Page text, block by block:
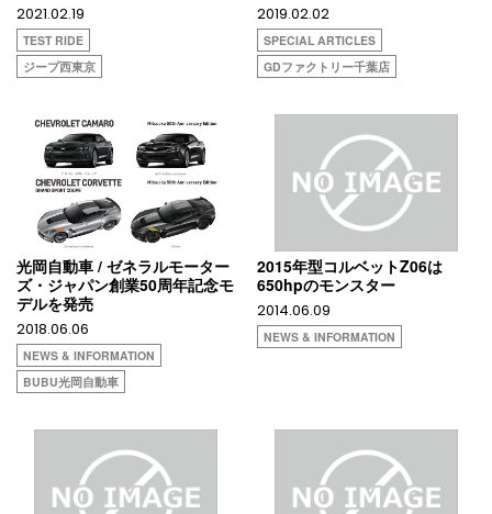
2021.02.19
TEST RIDE
ジープ西東京
2019.02.02
SPECIAL ARTICLES
GDファクトリー千葉店
光岡自動車 / ゼネラルモーター
ズ・ジャパン創業50周年記念モ
デルを発売
2018.06.06
NEWS & INFORMATION
BUBU光岡自動車
2015年型コルベットZ06は
650hpのモンスター
2014.06.09
NEWS & INFORMATION